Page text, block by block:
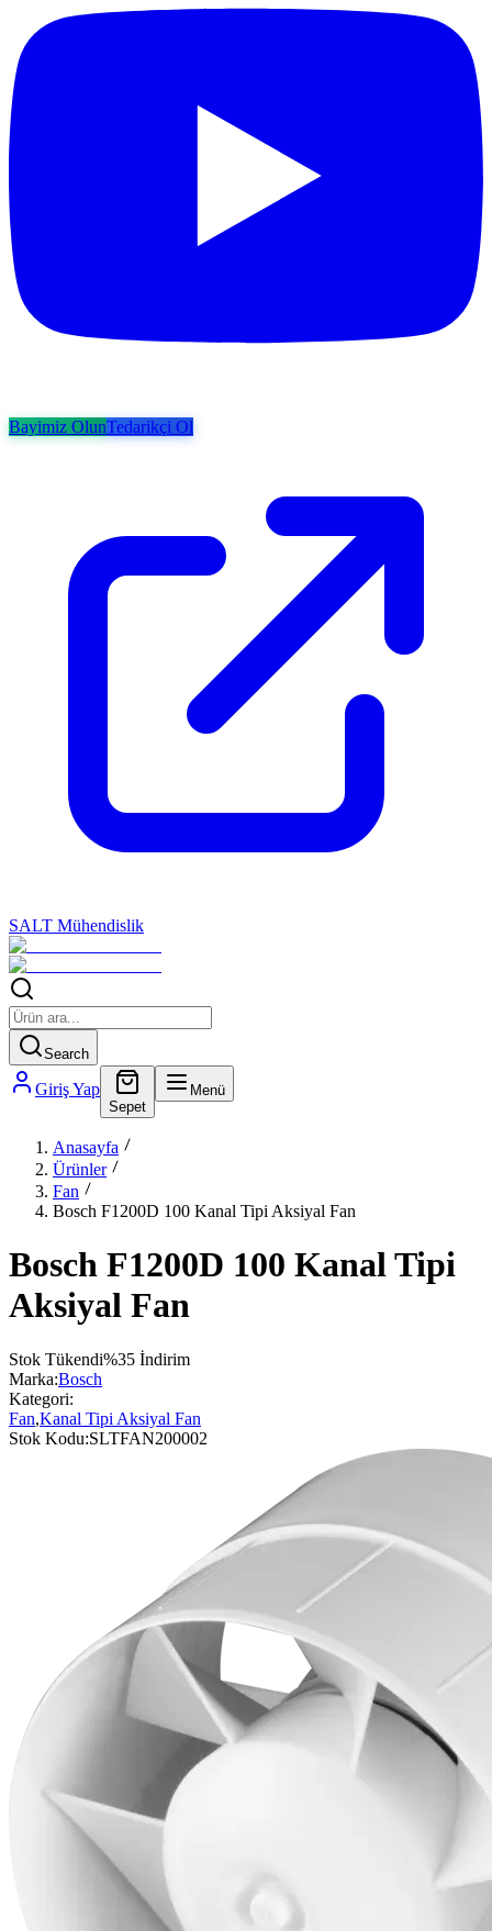
Bayimiz OlunTedarikçi Ol
SALT Mühendislik
Search
Giriş Yap
Sepet
Menü
Anasayfa
Ürünler
Fan
Bosch F1200D 100 Kanal Tipi Aksiyal Fan
Bosch F1200D 100 Kanal Tipi
Aksiyal Fan
Stok Tükendi%35 İndirim
Marka:Bosch
Kategori:
Fan,Kanal Tipi Aksiyal Fan
Stok Kodu:SLTFAN200002